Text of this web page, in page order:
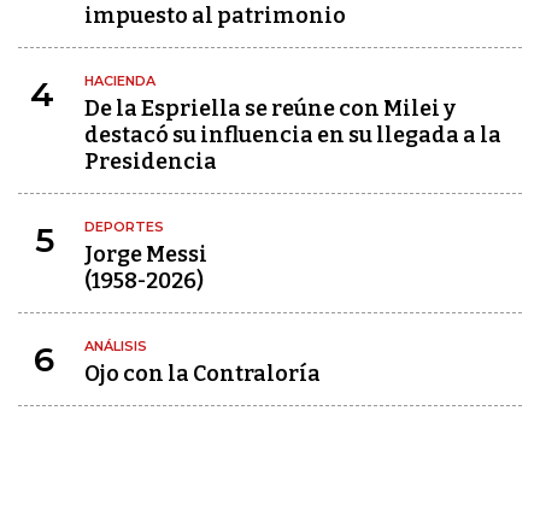
impuesto al patrimonio
4 HACIENDA
De la Espriella se reúne con Milei y
destacó su influencia en su llegada a la
Presidencia
5 DEPORTES
Jorge Messi
(1958-2026)
6 ANÁLISIS
Ojo con la Contraloría